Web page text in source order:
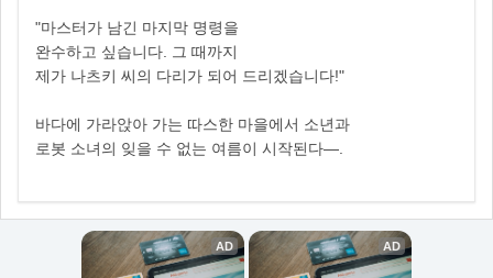
"마스터가 남긴 마지막 명령을
완수하고 싶습니다. 그 때까지
제가 나츠키 씨의 다리가 되어 드리겠습니다!"
바다에 가라앉아 가는 따스한 마을에서 소년과
로봇 소녀의 잊을 수 없는 여름이 시작된다―.